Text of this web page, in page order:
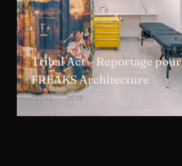
Tribal Act – Reportage pour
FREAKS Architecture
PARIS · 2020